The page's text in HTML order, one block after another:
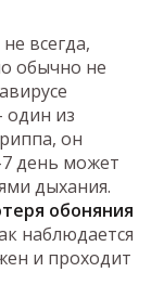
всегда,
обычно не
из
он
7 день может
дыхания.
обоняния
наблюдается
и проходит